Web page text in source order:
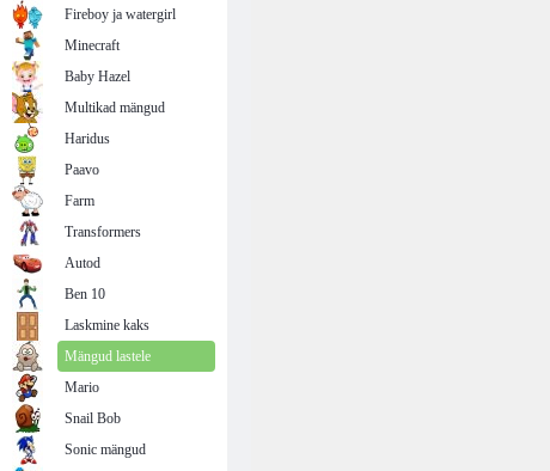
Fireboy ja watergirl
Minecraft
Baby Hazel
Multikad mängud
Haridus
Paavo
Farm
Transformers
Autod
Ben 10
Laskmine kaks
Mängud lastele
Mario
Snail Bob
Sonic mängud